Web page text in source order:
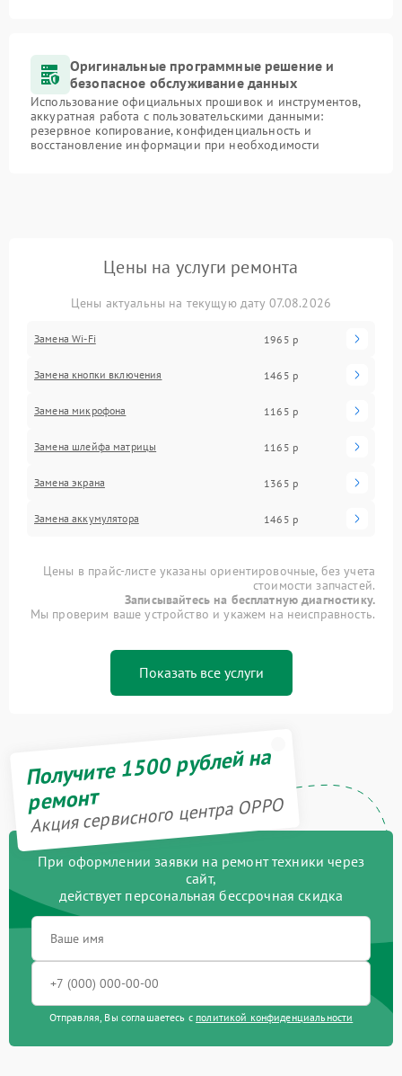
Оригинальные программные решение и
безопасное обслуживание данных
Использование официальных прошивок и инструментов,
аккуратная работа с пользовательскими данными:
резервное копирование, конфиденциальность и
восстановление информации при необходимости
Цены на услуги ремонта
Цены актуальны на текущую дату 07.08.2026
Замена Wi-Fi 1965 р
Замена кнопки включения 1465 р
Замена микрофона 1165 р
Замена шлейфа матрицы 1165 р
Замена экрана 1365 р
Замена аккумулятора 1465 р
Цены в прайс-листе указаны ориентировочные, без учета
стоимости запчастей.
Записывайтесь на бесплатную диагностику.
Мы проверим ваше устройство и укажем на неисправность.
Показать все услуги
Получите 1500 рублей на
ремонт
Акция сервисного центра OPPO
При оформлении заявки на ремонт техники через
сайт,
действует персональная бессрочная скидка
Отправляя, Вы соглашаетесь с политикой конфиденциальности